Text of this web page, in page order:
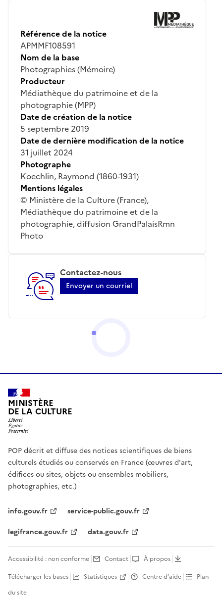
Référence de la notice
APMMF108591
Nom de la base
Photographies (Mémoire)
Producteur
Médiathèque du patrimoine et de la
photographie (MPP)
Date de création de la notice
5 septembre 2019
Date de dernière modification de la notice
31 juillet 2024
Photographe
Koechlin, Raymond (1860-1931)
Mentions légales
© Ministère de la Culture (France),
Médiathèque du patrimoine et de la
photographie, diffusion GrandPalaisRmn
Photo
Contactez-nous
Envoyer un courriel
MINISTÈRE
DE LA CULTURE
POP décrit et diffuse des notices scientifiques de biens
culturels étudiés ou conservés en France (œuvres d'art,
édifices ou sites, objets ou ensembles mobiliers,
photographies, etc.)
info.gouv.fr
service-public.gouv.fr
legifrance.gouv.fr
data.gouv.fr
Accessibilité : non conforme Contact
À propos
Télécharger les bases
Statistiques Centre d’aide
Plan
du site